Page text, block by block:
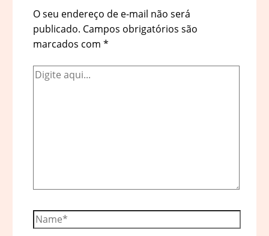
O seu endereço de e-mail não será
publicado. Campos obrigatórios são
marcados com *
Digite
Name*